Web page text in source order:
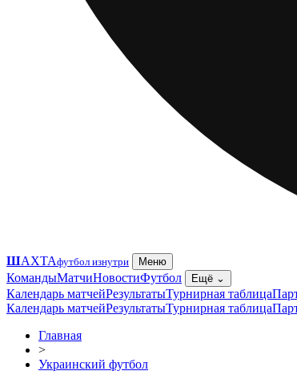
ШАХТАфутбол изнутри Меню
КомандыМатчиНовостиФутбол Ещё ⌄
Календарь матчейРезультатыТурнирная таблица
Календарь матчейРезультатыТурнирная таблица
Главная
>
Украинский футбол